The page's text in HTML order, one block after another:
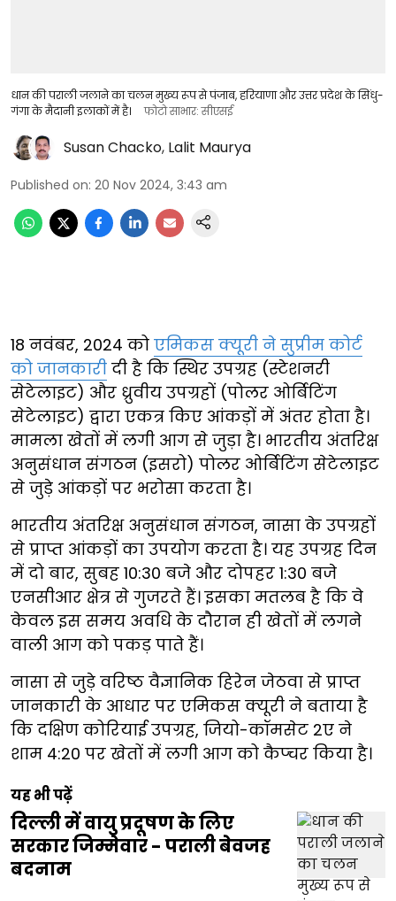
धान की पराली जलाने का चलन मुख्य रूप से पंजाब, हरियाणा और उत्तर प्रदेश के सिंधु-
गंगा के मैदानी इलाकों में है।
फोटो साभार: सीएसई
Susan Chacko, Lalit Maurya
Published on: 20 Nov 2024, 3:43 am
18 नवंबर, 2024 को एमिकस क्यूरी ने सुप्रीम कोर्ट
को जानकारी दी है कि स्थिर उपग्रह (स्टेशनरी
सेटेलाइट) और ध्रुवीय उपग्रहों (पोलर ओर्बिटिंग
सेटेलाइट) द्वारा एकत्र किए आंकड़ों में अंतर होता है।
मामला खेतों में लगी आग से जुड़ा है। भारतीय अंतरिक्ष
अनुसंधान संगठन (इसरो) पोलर ओर्बिटिंग सेटेलाइट
से जुड़े आंकड़ों पर भरोसा करता है।
भारतीय अंतरिक्ष अनुसंधान संगठन, नासा के उपग्रहों
से प्राप्त आंकड़ों का उपयोग करता है। यह उपग्रह दिन
में दो बार, सुबह 10:30 बजे और दोपहर 1:30 बजे
एनसीआर क्षेत्र से गुजरते हैं। इसका मतलब है कि वे
केवल इस समय अवधि के दौरान ही खेतों में लगने
वाली आग को पकड़ पाते हैं।
नासा से जुड़े वरिष्ठ वैज्ञानिक हिरेन जेठवा से प्राप्त
जानकारी के आधार पर एमिकस क्यूरी ने बताया है
कि दक्षिण कोरियाई उपग्रह, जियो-कॉमसेट 2ए ने
शाम 4:20 पर खेतों में लगी आग को कैप्चर किया है।
यह भी पढ़ें
दिल्ली में वायु प्रदूषण के लिए
सरकार जिम्मेवार - पराली बेवजह
बदनाम